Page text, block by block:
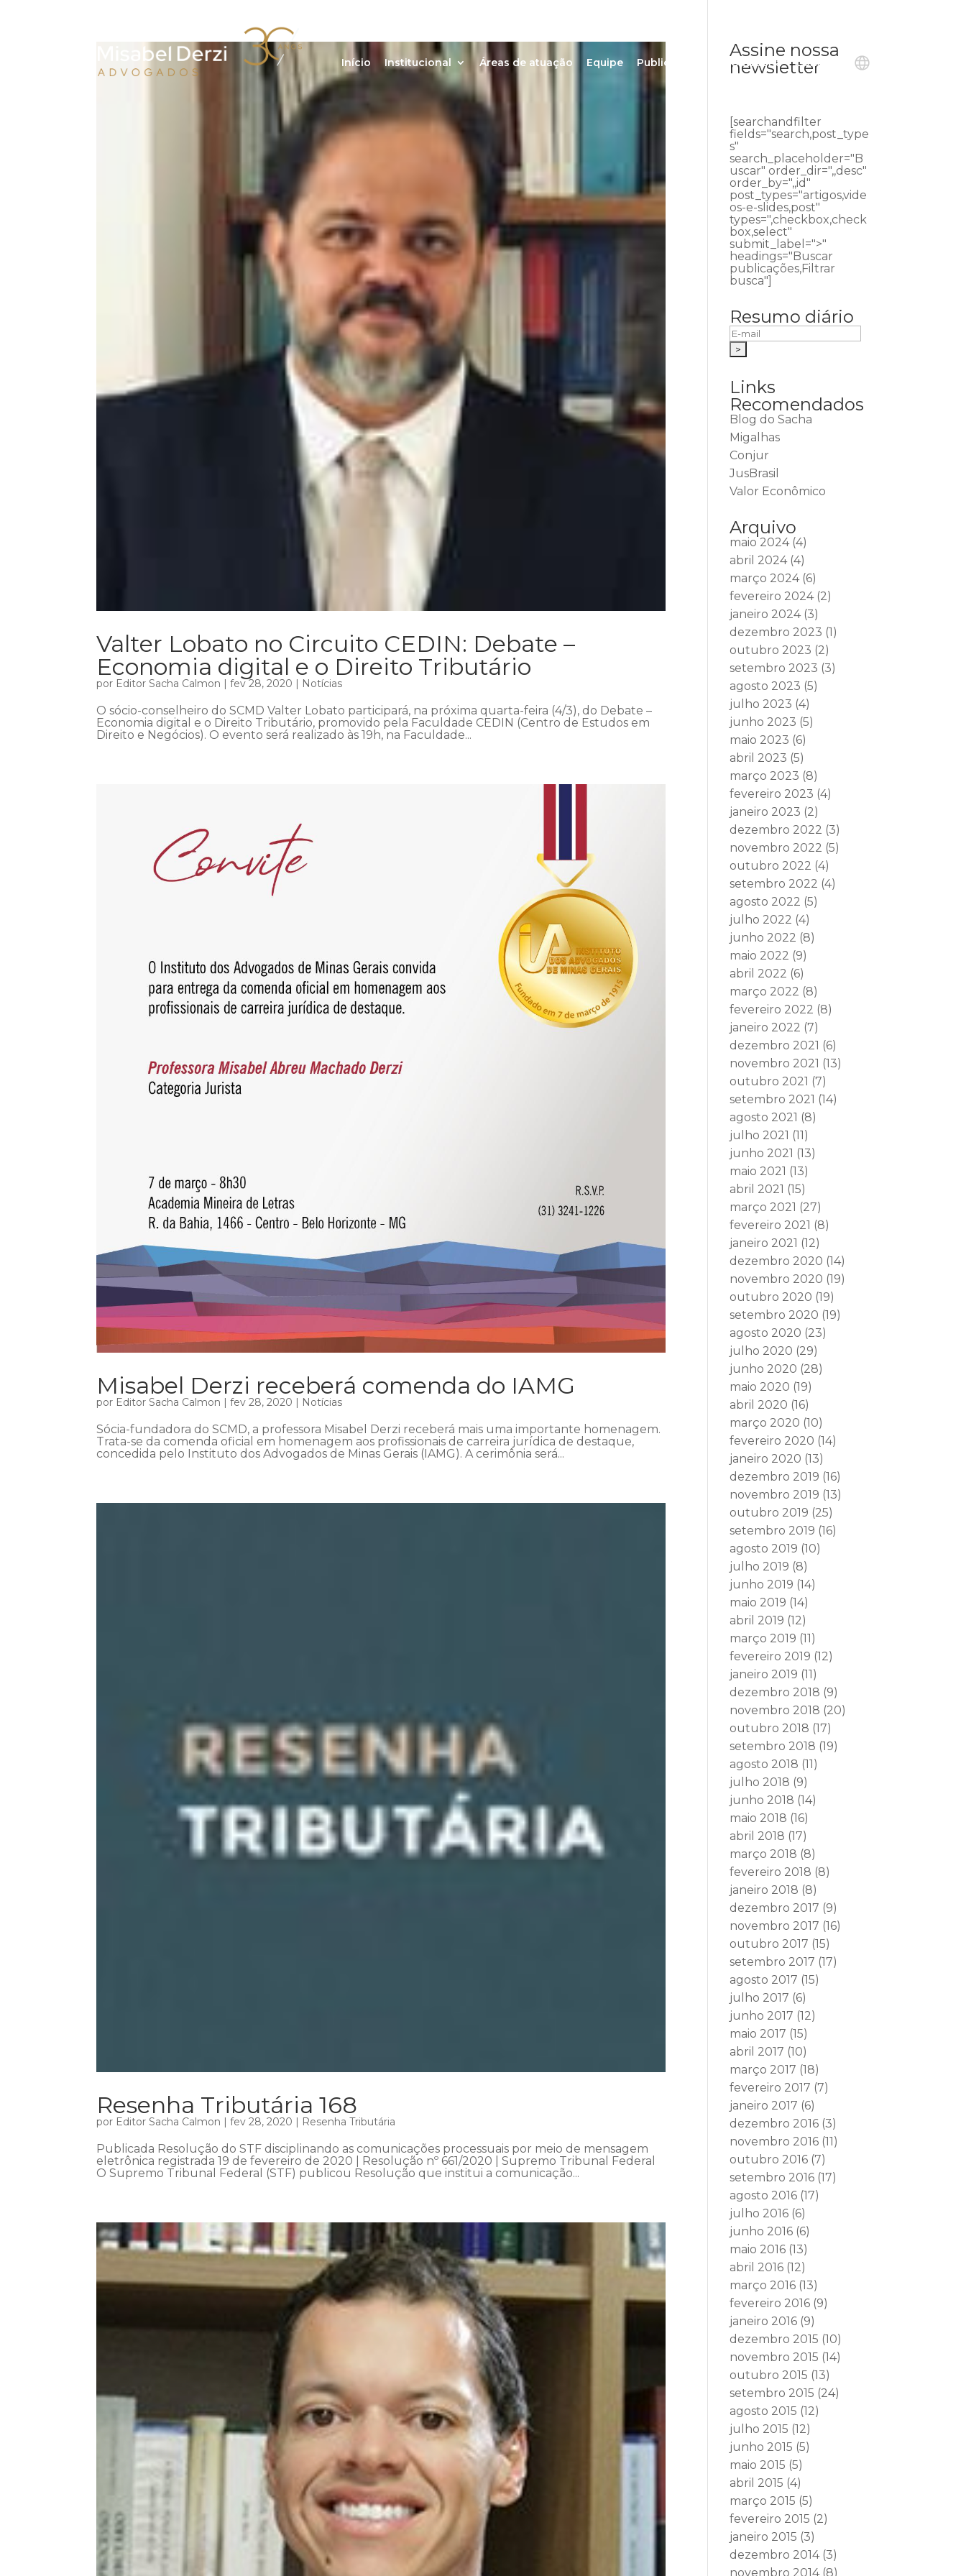
Início Institucional Áreas de atuação Equipe Publicações Ouvidoria Contato
Valter Lobato no Circuito CEDIN: Debate –
Economia digital e o Direito Tributário
por Editor Sacha Calmon |fev 28, 2020 | Notícias
O sócio-conselheiro do SCMD Valter Lobato participará, na próxima quarta-feira (4/3), do Debate –
Economia digital e o Direito Tributário, promovido pela Faculdade CEDIN (Centro de Estudos em
Direito e Negócios). O evento será realizado às 19h, na Faculdade...
Misabel Derzi receberá comenda do IAMG
por Editor Sacha Calmon |fev 28, 2020 | Notícias
Sócia-fundadora do SCMD, a professora Misabel Derzi receberá mais uma importante homenagem.
Trata-se da comenda oficial em homenagem aos profissionais de carreira jurídica de destaque,
concedida pelo Instituto dos Advogados de Minas Gerais (IAMG). A cerimônia será...
Resenha Tributária 168
por Editor Sacha Calmon |fev 28, 2020 | Resenha Tributária
Publicada Resolução do STF disciplinando as comunicações processuais por meio de mensagem
eletrônica registrada 19 de fevereiro de 2020 | Resolução nº 661/2020 | Supremo Tribunal Federal
O Supremo Tribunal Federal (STF) publicou Resolução que institui a comunicação...
Assine nossa
newsletter
[searchandfilter
fields="search,post_type
s"
search_placeholder="B
uscar" order_dir=",,desc"
order_by=",,id"
post_types="artigos,vide
os-e-slides,post"
types=",checkbox,check
box,select"
submit_label=">"
headings="Buscar
publicações,Filtrar
busca"]
Resumo diário
Links
Recomendados
Blog do Sacha
Migalhas
Conjur
JusBrasil
Valor Econômico
Arquivo
maio 2024(4)
abril 2024(4)
março 2024(6)
fevereiro 2024(2)
janeiro 2024(3)
dezembro 2023 (1)
outubro 2023 (2)
setembro 2023 (3)
agosto 2023 (5)
julho 2023 (4)
junho 2023 (5)
maio 2023 (6)
abril 2023 (5)
março 2023 (8)
fevereiro 2023 (4)
janeiro 2023 (2)
dezembro 2022 (3)
novembro 2022 (5)
outubro 2022 (4)
setembro 2022 (4)
agosto 2022 (5)
julho 2022 (4)
junho 2022 (8)
maio 2022 (9)
abril 2022 (6)
março 2022 (8)
fevereiro 2022 (8)
janeiro 2022 (7)
dezembro 2021 (6)
novembro 2021 (13)
outubro 2021 (7)
setembro 2021 (14)
agosto 2021 (8)
julho 2021 (11)
junho 2021 (13)
maio 2021 (13)
abril 2021 (15)
março 2021 (27)
fevereiro 2021 (8)
janeiro 2021 (12)
dezembro 2020 (14)
novembro 2020 (19)
outubro 2020 (19)
setembro 2020 (19)
agosto 2020 (23)
julho 2020 (29)
junho 2020 (28)
maio 2020 (19)
abril 2020 (16)
março 2020 (10)
fevereiro 2020 (14)
janeiro 2020 (13)
dezembro 2019 (16)
novembro 2019 (13)
outubro 2019 (25)
setembro 2019 (16)
agosto 2019 (10)
julho 2019 (8)
junho 2019 (14)
maio 2019 (14)
abril 2019 (12)
março 2019 (11)
fevereiro 2019 (12)
janeiro 2019 (11)
dezembro 2018 (9)
novembro 2018 (20)
outubro 2018 (17)
setembro 2018 (19)
agosto 2018 (11)
julho 2018 (9)
junho 2018 (14)
maio 2018 (16)
abril 2018 (17)
março 2018 (8)
fevereiro 2018 (8)
janeiro 2018 (8)
dezembro 2017 (9)
novembro 2017 (16)
outubro 2017 (15)
setembro 2017 (17)
agosto 2017 (15)
julho 2017 (6)
junho 2017 (12)
maio 2017 (15)
abril 2017 (10)
março 2017 (18)
fevereiro 2017 (7)
janeiro 2017 (6)
dezembro 2016 (3)
novembro 2016 (11)
outubro 2016 (7)
setembro 2016 (17)
agosto 2016 (17)
julho 2016 (6)
junho 2016 (6)
maio 2016 (13)
abril 2016 (12)
março 2016 (13)
fevereiro 2016 (9)
janeiro 2016 (9)
dezembro 2015 (10)
novembro 2015 (14)
outubro 2015 (13)
setembro 2015 (24)
agosto 2015 (12)
julho 2015 (12)
junho 2015 (5)
maio 2015 (5)
abril 2015 (4)
março 2015 (5)
fevereiro 2015 (2)
janeiro 2015 (3)
dezembro 2014(3)
novembro 2014(8)